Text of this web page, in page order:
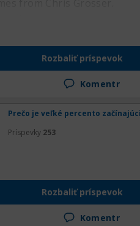
done well, do it
to help narrow the focus
Rozbaliť príspevok
Komentr
Prečo je veľké percento
Príspevky 253
Rozbaliť príspevok
Komentr